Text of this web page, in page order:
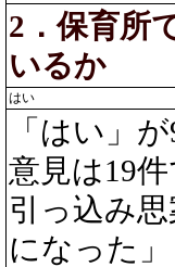
2．保育所
いるか
はい
「はい」
意見は19
引っ込み
になった